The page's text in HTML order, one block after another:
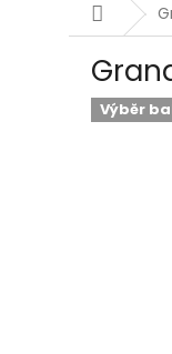
Domů
Výběr